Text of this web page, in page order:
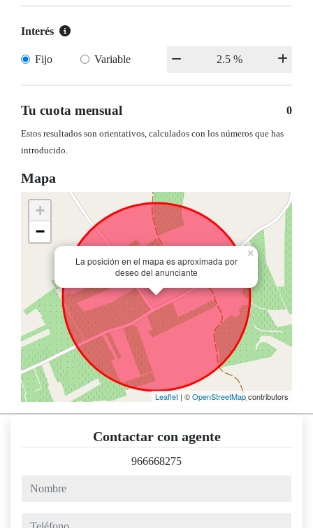
Interés
Fijo Variable
Tu cuota mensual 0
Estos resultados son orientativos, calculados con los números que has
introducido.
Mapa
La posición en el mapa es aproximada por
deseo del anunciante
×
+
−
Leaflet | ©OpenStreetMapcontributors
Contactar con agente
966668275
nombre
teléfono